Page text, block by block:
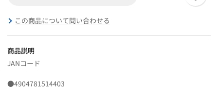
この商品について問い合わせる
商品説明
JANコード
●4904781514403